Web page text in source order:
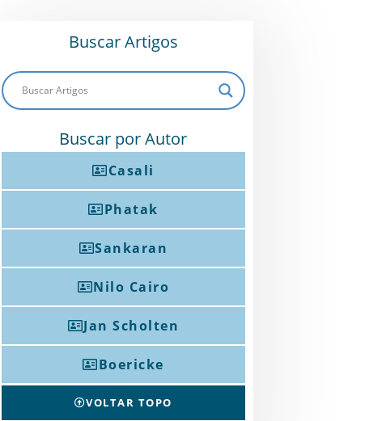
Buscar Artigos
Buscar por Autor
Casali
Phatak
Sankaran
Nilo Cairo
Jan Scholten
Boericke
VOLTAR TOPO